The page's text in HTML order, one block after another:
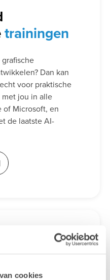
cookies
trainingen
Dan kan
voor praktische
jou in alle
of Microsoft, en
de laatste AI-